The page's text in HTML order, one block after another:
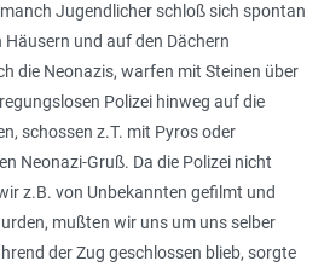
Jugendlicher schloß sich spontan
Häusern und auf den Dächern
die Neonazis, warfen mit Steinen über
Polizei hinweg auf die
schossen z.T. mit Pyros oder
Neonazi-Gruß. Da die Polizei nicht
z.B. von Unbekannten gefilmt und
mußten wir uns um uns selber
der Zug geschlossen blieb, sorgte